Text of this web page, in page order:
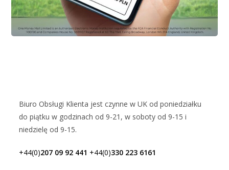
Biuro Obsługi Klienta jest czynne w UK od poniedziałku
do piątku w godzinach od 9-21, w soboty od 9-15 i
niedzielę od 9-15.
+44(0)207 09 92 441 +44(0)330 223 6161